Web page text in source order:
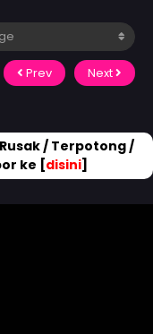
Prev Next
/ Terpotong /
ke [disini]